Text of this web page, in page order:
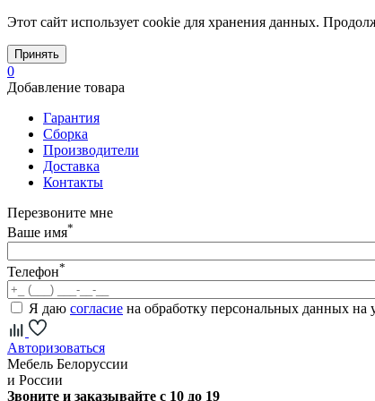
Этот сайт использует cookie для хранения данных.
Принять
0
Добавление товара
Гарантия
Сборка
Производители
Доставка
Контакты
Перезвоните мне
Ваше имя*
Телефон*
Я даю согласие на обработку персональных данных на
Авторизоваться
Мебель Белоруссии
и России
Звоните и заказывайте с 10 до 19